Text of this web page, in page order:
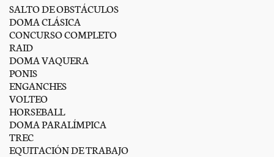
SALTO DE OBSTÁCULOS
DOMA CLÁSICA
CONCURSO COMPLETO
RAID
DOMA VAQUERA
PONIS
ENGANCHES
VOLTEO
HORSEBALL
DOMA PARALÍMPICA
TREC
EQUITACIÓN DE TRABAJO